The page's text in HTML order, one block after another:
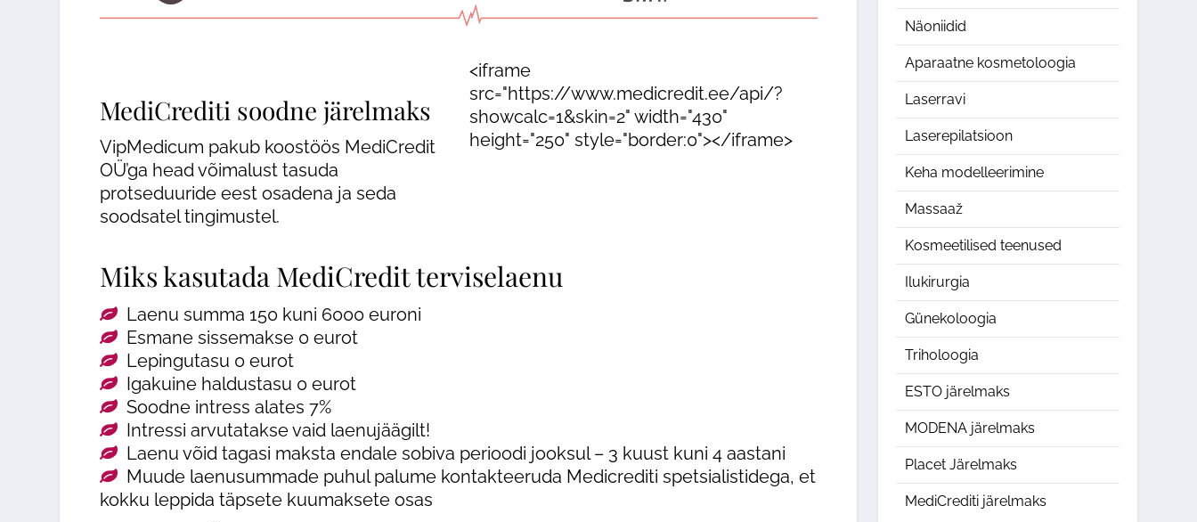
Massaaž
Ilukirurgia
Triholoogia
Laserepilatsioon
Massaaž
Günekoloogia
Triholoogia
MediCrediti soodne järelmaks
VipMedicum pakub koostöös MediCredit
OÜ’ga head võimalust tasuda
protseduuride eest osadena ja seda
soodsatel tingimustel.
<iframe
src="https://www.medicredit.ee/api/?
showcalc=1&skin=2" width="430"
height="250" style="border:0"></iframe>
Miks kasutada MediCredit terviselaenu
Laenu summa 150 kuni 6000 euroni
Esmane sissemakse 0 eurot
Lepingutasu 0 eurot
Igakuine haldustasu 0 eurot
Soodne intress alates 7%
Intressi arvutatakse vaid laenujäägilt!
Laenu võid tagasi maksta endale sobiva perioodi jooksul – 3 kuust kuni 4 aastani
Muude laenusummade puhul palume kontakteeruda Medicrediti spetsialistidega, et
kokku leppida täpsete kuumaksete osas
Näoniidid
Aparaatne kosmetoloogia
Laserravi
Laserepilatsioon
Keha modelleerimine
Massaaž
Kosmeetilised teenused
Ilukirurgia
Günekoloogia
Triholoogia
ESTO järelmaks
MODENA järelmaks
Placet Järelmaks
MediCrediti järelmaks